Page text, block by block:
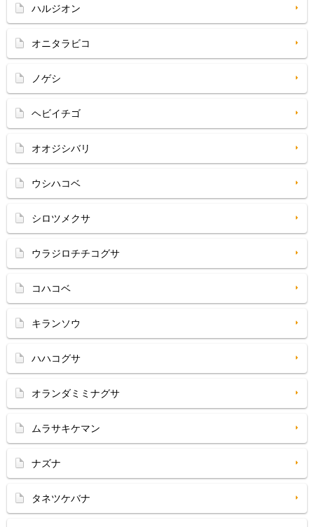
ハルジオン
オニタラビコ
ノゲシ
ヘビイチゴ
オオジシバリ
ウシハコベ
シロツメクサ
ウラジロチチコグサ
コハコベ
キランソウ
ハハコグサ
オランダミミナグサ
ムラサキケマン
ナズナ
タネツケバナ